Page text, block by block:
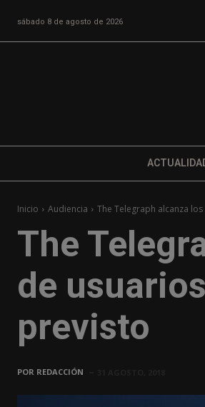
sábado 8 de agosto de 2026
Inicio Audiencia The Telegraph alcanza
The
de
previsto
POR REDACCIÓN